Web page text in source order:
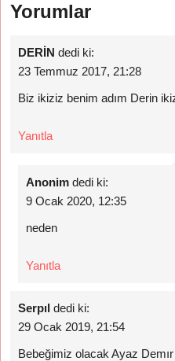
Yorumlar
DERİN dedi ki:
23 Temmuz 2017, 21:28
Biz ikiziz benim adım Derin
Yanıtla
Anonim dedi ki:
9 Ocak 2020, 12:35
neden
Yanıtla
Serpıl dedi ki:
29 Ocak 2019, 21:54
Bebeğimiz olacak Ayaz Demır